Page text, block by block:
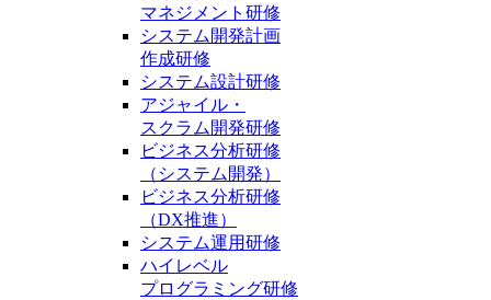
マネジメント研修
システム開発計画
作成研修
システム設計研修
アジャイル・
スクラム開発研修
ビジネス分析研修
（システム開発）
ビジネス分析研修
（DX推進）
システム運用研修
ハイレベル
プログラミング研修